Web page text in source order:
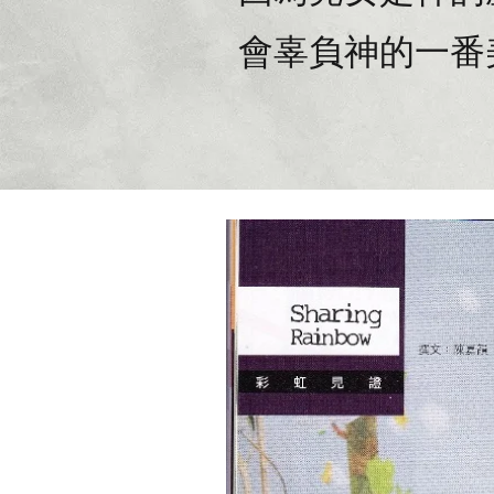
會辜負神的一